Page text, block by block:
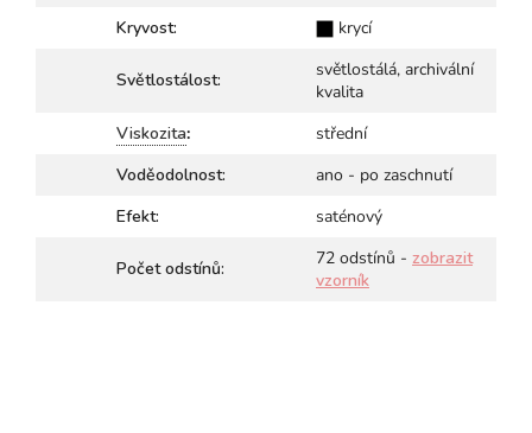
Kryvost:
krycí
Světlostálost:
světlostálá, archivální
kvalita
Viskozita:
střední
Voděodolnost:
ano - po zaschnutí
Efekt:
saténový
Počet odstínů: 72 odstínů - zobrazit
vzorník